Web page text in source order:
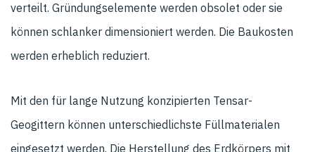
verteilt. Gründungselemente werden obsolet oder sie
können schlanker dimensioniert werden. Die Baukosten
werden erheblich reduziert.
Mit den für lange Nutzung konzipierten Tensar-
Geogittern können unterschiedlichste Füllmaterialen
eingesetzt werden. Die Herstellung des Erdkörpers mit